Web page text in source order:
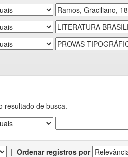
resultado de busca.
| Ordenar registros por